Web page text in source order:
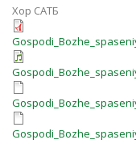
Хор САТБ